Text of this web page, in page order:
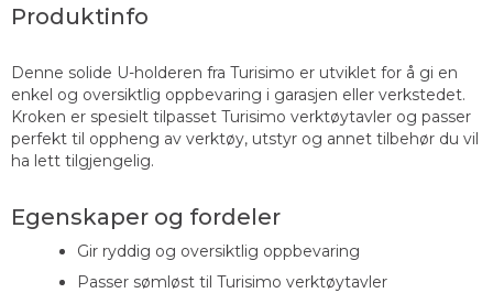
Produktinfo
Denne solide U-holderen fra Turisimo er utviklet for å gi en
enkel og oversiktlig oppbevaring i garasjen eller verkstedet.
Kroken er spesielt tilpasset Turisimo verktøytavler og passer
perfekt til oppheng av verktøy, utstyr og annet tilbehør du vil
ha lett tilgjengelig.
Egenskaper og fordeler
Gir ryddig og oversiktlig oppbevaring
Passer sømløst til Turisimo verktøytavler